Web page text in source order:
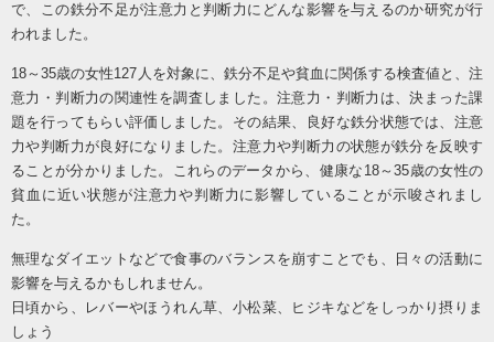
で、この鉄分不足が注意力と判断力にどんな影響を与えるのか研究が行
われました。
18～35歳の女性127人を対象に、鉄分不足や貧血に関係する検査値と、注
意力・判断力の関連性を調査しました。注意力・判断力は、決まった課
題を行ってもらい評価しました。 その結果、良好な鉄分状態では、注意
力や判断力が良好になりました。注意力や判断力の状態が鉄分を反映す
ることが分かりました。 これらのデータから、健康な 18～35歳の女性の
貧血に近い状態が注意力や判断力に影響していることが示唆されまし
た。
無理なダイエットなどで食事のバランスを崩すことでも、日々の活動に
影響を与えるかもしれません。
日頃から、レバーやほうれん草、小松菜、ヒジキなどをしっかり摂りま
しょう